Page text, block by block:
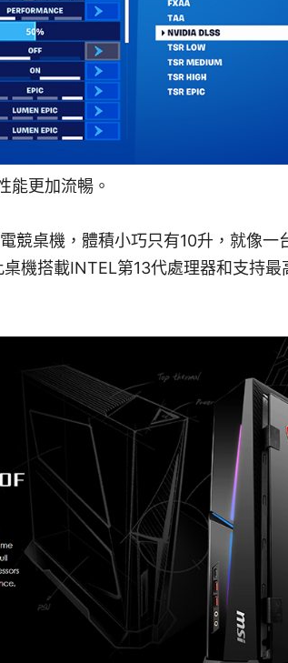
能更加流暢。
競桌機，體積小巧只有10升，就像一
機搭載INTEL第13代處理器和支持